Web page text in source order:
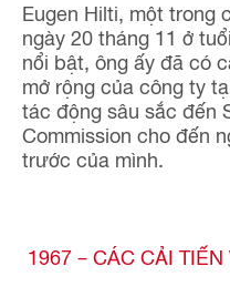
Eugen Hilti, một trong
ngày 20 tháng 11 ở
nổi bật, ông ấy đã có
mở rộng của công ty
tác động sâu sắc đến
Commission cho đến
trước của mình.
1967 – CÁC CẢI